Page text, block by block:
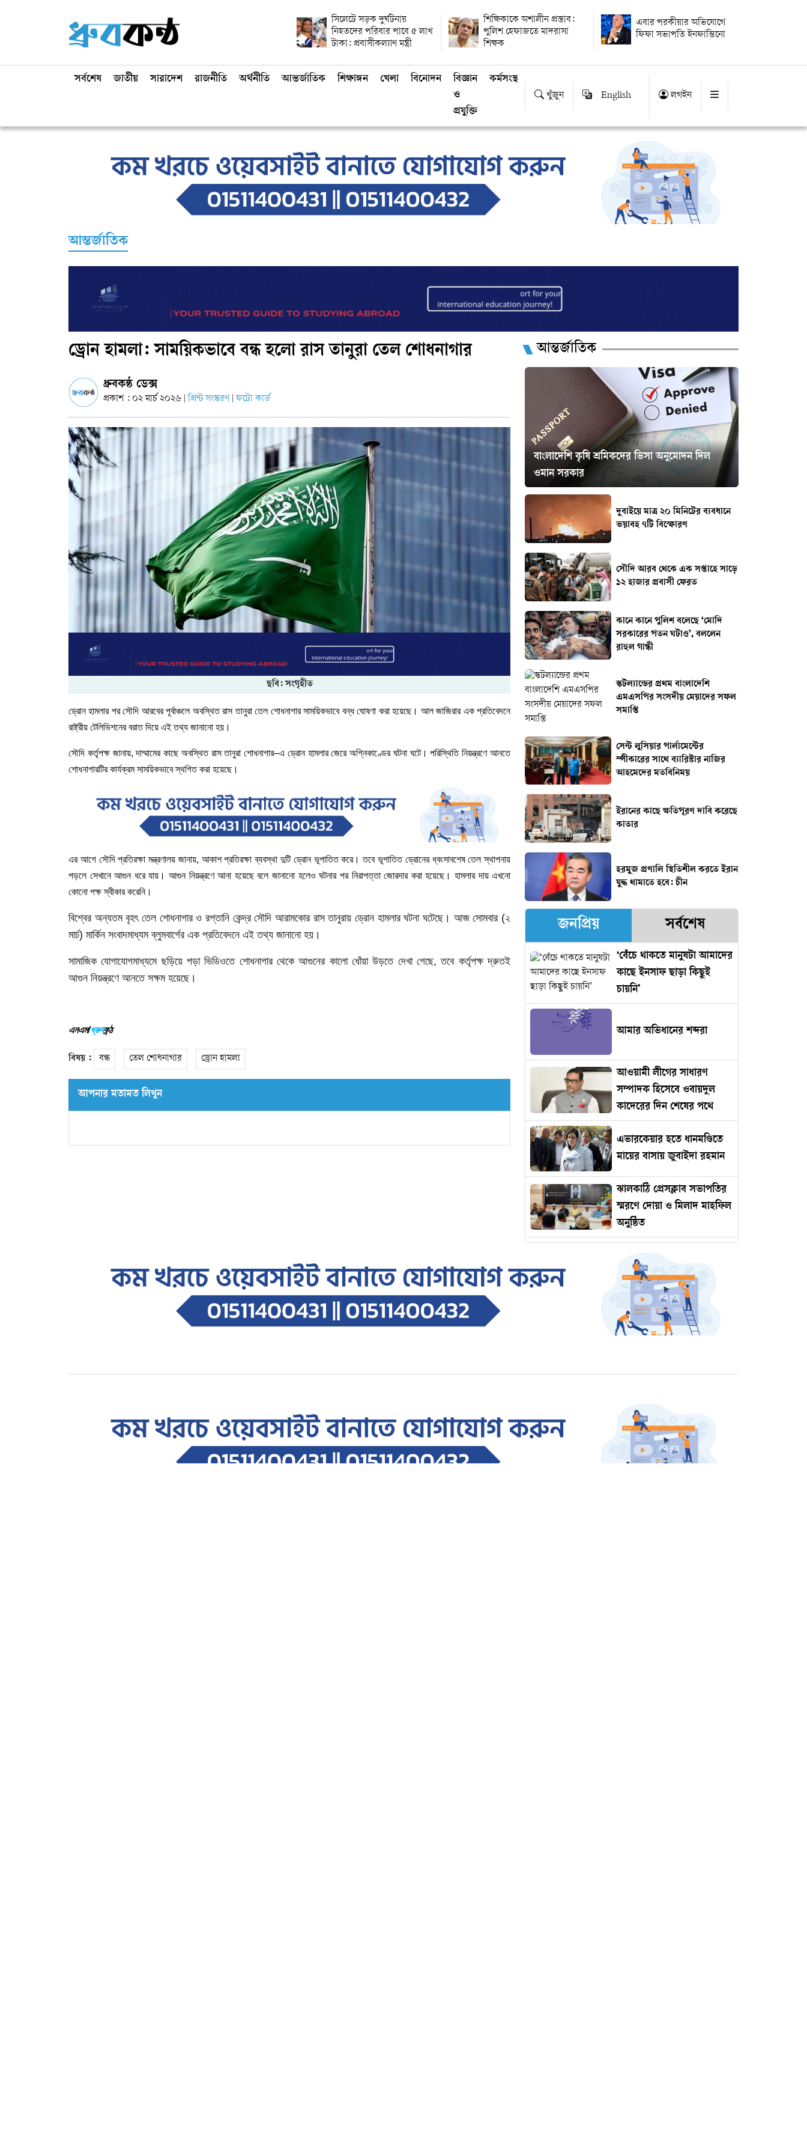
সিলেটে সড়ক দুর্ঘটনায়
নিহতদের পরিবার পাবে ৫ লাখ
টাকা: প্রবাসীকল্যাণ মন্ত্রী
শিক্ষিকাকে অশালীন প্রস্তাব:
পুলিশ হেফাজতে মাদরাসা
শিক্ষক
এবার পরকীয়ার অভিযোগে
ফিফা সভাপতি ইনফান্তিনো
সর্বশেষ জাতীয় সারাদেশ রাজনীতি অর্থনীতি আন্তর্জাতিক শিক্ষাঙ্গন খেলা বিনোদন
বিজ্ঞান
ও
প্রযুক্তি
কর্মসংস্থান
খুঁজুন English লগইন
আন্তর্জাতিক
ড্রোন হামলা: সাময়িকভাবে বন্ধ হলো রাস তানুরা তেল শোধনাগার
ধ্রুবকন্ঠ ডেক্স
প্রকাশ : ০২ মার্চ ২০২৬ প্রিন্ট সংস্করণ ফটো কার্ড
ছবি: সংগৃহীত
ড্রোন হামলার পর সৌদি আরবের পূর্বাঞ্চলে অবস্থিত রাস তানুরা তেল শোধনাগার সাময়িকভাবে বন্ধ ঘোষণা করা হয়েছে। আল জাজিরার এক প্রতিবেদনে
রাষ্ট্রীয় টেলিভিশনের বরাত দিয়ে এই তথ্য জানানো হয়।
সৌদি কর্তৃপক্ষ জানায়,দাম্মামের কাছে অবস্থিত রাস তানুরা শোধনাগার–এ ড্রোন হামলার জেরে অগ্নিকাণ্ডের ঘটনা ঘটে। পরিস্থিতি নিয়ন্ত্রণে আনতে
শোধনাগারটির কার্যক্রম সাময়িকভাবে স্থগিত করা হয়েছে।
এর আগে সৌদি প্রতিরক্ষা মন্ত্রণালয় জানায়, আকাশ প্রতিরক্ষা ব্যবস্থা দুটি ড্রোন ভূপাতিত করে। তবে ভূপাতিত ড্রোনের ধ্বংসাবশেষ তেল স্থাপনায়
পড়লে সেখানে আগুন ধরে যায়।আগুন নিয়ন্ত্রণে আনা হয়েছে বলে জানানো হলেও ঘটনার পর নিরাপত্তা জোরদার করা হয়েছে। হামলার দায় এখনো
কোনো পক্ষ স্বীকার করেনি।
বিশ্বের অন্যতম বৃহৎ তেল শোধনাগার ও রপ্তানি কেন্দ্র সৌদি আরামকোর রাস তানুরায় ড্রোন হামলার ঘটনা ঘটেছে। আজ সোমবার(২
মার্চ) মার্কিন সংবাদমাধ্যম ব্লুমবার্গের এক প্রতিবেদনে এই তথ্য জানানো হয়।
সামাজিক যোগাযোগমাধ্যমে ছড়িয়ে পড়া ভিডিওতে শোধনাগার থেকে আগুনের কালো ধোঁয়া উড়তে দেখা গেছে,তবে কর্তৃপক্ষ দ্রুতই
আগুন নিয়ন্ত্রণে আনতে সক্ষম হয়েছে।
এনএম/ধ্রুবকন্ঠ
বিষয় : বন্ধ তেল শোধনাগার ড্রোন হামলা
আপনার মতামত লিখুন
আন্তর্জাতিক
বাংলাদেশি কৃষি শ্রমিকদের ভিসা অনুমোদন দিল
ওমান সরকার
দুবাইয়ে মাত্র ২০ মিনিটের ব্যবধানে
ভয়াবহ ৭টি বিস্ফোরণ
সৌদি আরব থেকে এক সপ্তাহে সাড়ে
১২ হাজার প্রবাসী ফেরত
কানে কানে পুলিশ বলেছে ‘মোদি
সরকারের পতন ঘটাও’, বললেন
রাহুল গান্ধী
স্কটল্যান্ডের প্রথম বাংলাদেশি
এমএসপির সংসদীয় মেয়াদের সফল
সমাপ্তি
সেন্ট লুসিয়ার পার্লামেন্টের
স্পীকারের সাথে ব‍্যারিস্টার নাজির
আহমেদের মতবিনিময়
ইরানের কাছে ক্ষতিপূরণ দাবি করেছে
কাতার
হরমুজ প্রণালি স্থিতিশীল করতে ইরান
যুদ্ধ থামাতে হবে: চীন
জনপ্রিয় সর্বশেষ
‘বেঁচে থাকতে মানুষটা আমাদের
কাছে ইনসাফ ছাড়া কিছুই
চায়নি’
আমার অভিধানের শব্দরা
আওয়ামী লীগের সাধারণ
সম্পাদক হিসেবে ওবায়দুল
কাদেরের দিন শেষের পথে
এভারকেয়ার হতে ধানমণ্ডিতে
মায়ের বাসায় জুবাইদা রহমান
ঝালকাঠি প্রেসক্লাব সভাপতির
স্মরণে দোয়া ও মিলাদ মাহফিল
অনুষ্ঠিত
রোমানিয়ায় পাঠানোর নামে
কোটি টাকার প্রতারণা
ইমামকে মারধরের অভিযোগে
ঝালকাঠিতে বিএনপি নেতার
ওসমান হাদি হত্যার বিচার
দাবিতে উত্তাল শাহবাগ